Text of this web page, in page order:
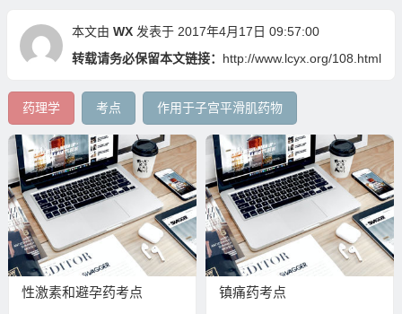
本文由 WX发表于 2017年4月17日 09:57:00
转载请务必保留本文链接： http://www.lcyx.org/108.html
药理学 考点 作用于子宫平滑肌药物
性激素和避孕药考点 镇痛药考点